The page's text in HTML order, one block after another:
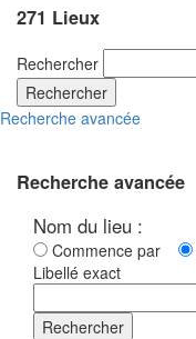
271 Lieux
Rechercher
Rechercher
Recherche avancée
Recherche avancée
Nom du lieu :
Commence par
Libellé exact
Rechercher